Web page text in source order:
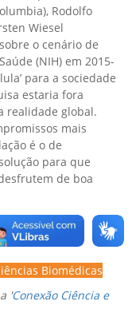
Rodolfo
Wiesel
o cenário de
(NIH) em 2015-
para a sociedade
estaria fora
realidade global.
mais
é o de
para que
de boa
Saúde
Biomédicas
' Conexão Ciência e